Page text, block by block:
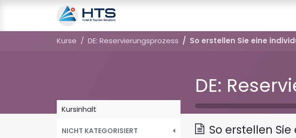
Kurse DE: Reservierungsprozess So erstellen Sie eine
DE:
Kursinhalt
NICHT KATEGORISIERT So erstellen